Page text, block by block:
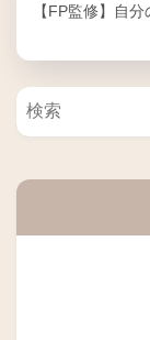
【FP監修】自分